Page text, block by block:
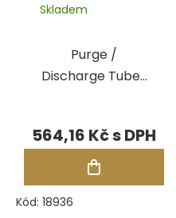
Purge /
Discharge Tubes
Skladem
564,16 Kč
Kód: 18936